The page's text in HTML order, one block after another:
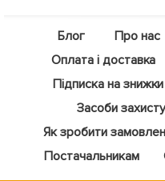
Блог Про нас
Оплата і доставка
Підписка на знижки
Засоби
Як зробити
Постачальникам